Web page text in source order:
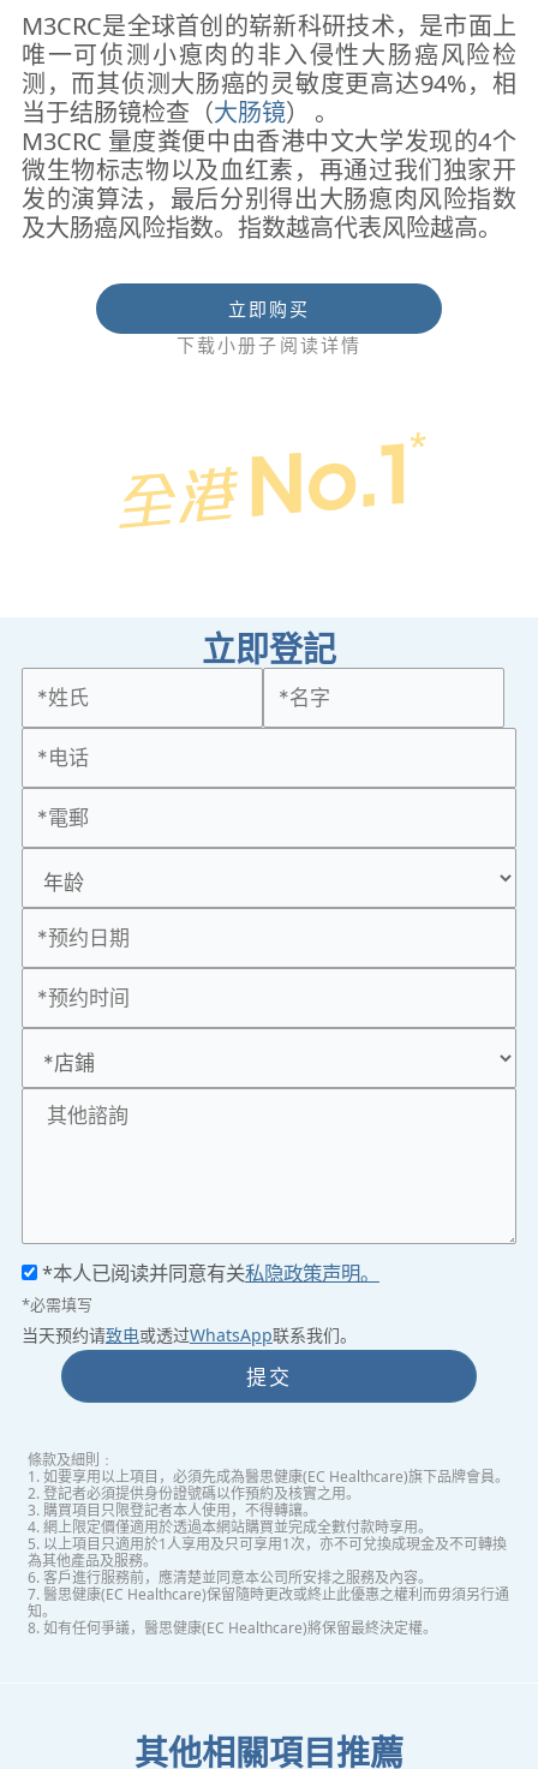
M3CRC是全球首创的崭新科研技术，是市面上
唯一可侦测小瘜肉的非入侵性大肠癌风险检
测，而其侦测大肠癌的灵敏度更高达94%，相
当于结肠镜检查（大肠镜） 。
M3CRC 量度粪便中由香港中文大学发现的4个
微生物标志物以及血红素，再通过我们独家开
发的演算法，最后分别得出大肠瘜肉风险指数
及大肠癌风险指数。指数越高代表风险越高。
立即购买
下载小册子阅读详情
立即登記
*本人已阅读并同意有关私隐政策声明。
*必需填写
当天预约请致电或透过WhatsApp联系我们。
提交
條款及細則﹕
1. 如要享用以上項目，必須先成為醫思健康(EC Healthcare)旗下品牌會員。
2. 登記者必須提供身份證號碼以作預約及核實之用。
3. 購買項目只限登記者本人使用，不得轉讓。
4. 網上限定價僅適用於透過本網站購買並完成全數付款時享用。
5. 以上項目只適用於1人享用及只可享用1次，亦不可兌換成現金及不可轉換
為其他產品及服務。
6. 客戶進行服務前，應清楚並同意本公司所安排之服務及內容。
7. 醫思健康(EC Healthcare)保留隨時更改或終止此優惠之權利而毋須另行通
知。
8. 如有任何爭議，醫思健康(EC Healthcare)將保留最終決定權。
其他相關項目推薦